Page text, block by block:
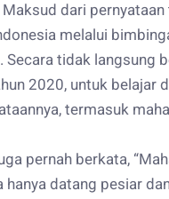
Maksud dari
melalui
Secara tidak langsung
2020, untuk belajar
termasuk
pernah berkata,
hanya datang pesiar